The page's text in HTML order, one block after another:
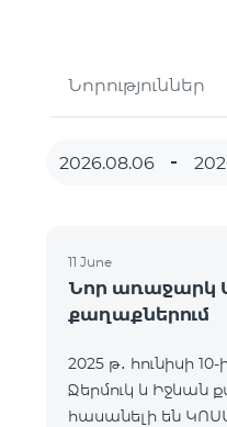
Նորություններ
11 June
Նոր առաջարկ
քաղաքներում
2025 թ․ հունիսի
Ջերմուկ և Իջևան
հասանելի են